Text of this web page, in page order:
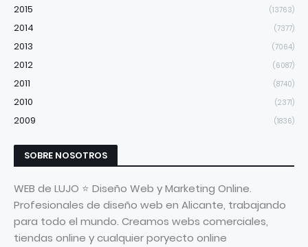
2015 (13763)
2014 (7377)
2013 (7064)
2012 (6087)
2011 (8740)
2010 (2371)
2009 (1836)
SOBRE NOSOTROS
WEB de LUJO ⭐ Diseño Web y Marketing Online.
Profesionales de diseño web en Alicante, trabajando
para todo el mundo. Creamos webs comerciales,
tiendas online y cualquier poryecto online